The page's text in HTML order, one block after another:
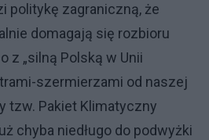
politykę zagraniczną, że
domagają się rozbioru
z „silną Polską w Unii
szermierzami od naszej
tzw. Pakiet Klimatyczny
chyba niedługo do podwyżki